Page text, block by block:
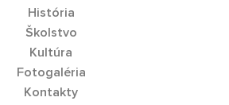
História
Školstvo
Kultúra
Fotogaléria
Kontakty